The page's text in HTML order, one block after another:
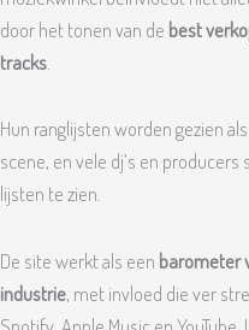
door het tonen van de best
tracks
Hun ranglijsten worden gezien
scene, en vele dj’s en
lijsten te zien.
De site werkt als een barometer
industrie, met invloed die ver